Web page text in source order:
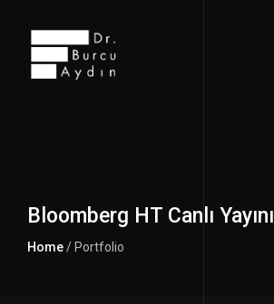
Bloomberg HT Canlı Yayını
Home/ Portfolio